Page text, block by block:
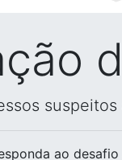
ao desafio